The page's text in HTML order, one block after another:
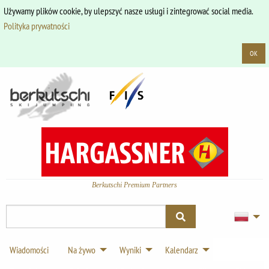
Używamy plików cookie, by ulepszyć nasze usługi i zintegrować social media.
Polityka prywatności
OK
Berkutschi Premium Partners
Wiadomości Na żywo Wyniki
Kalendarz